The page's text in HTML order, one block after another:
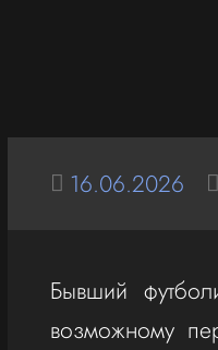
16.06.2026
Бывший
возможному